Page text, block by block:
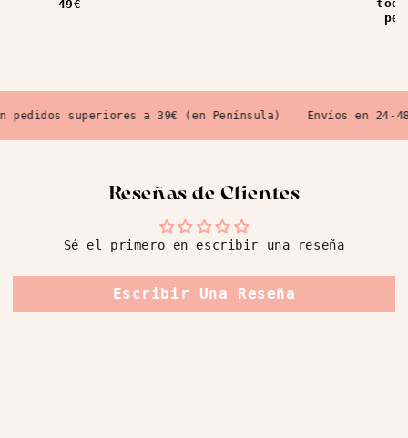
49€
pedidos superiores a 39€ (en Península) Envíos en 24-48
Reseñas de Clientes
Sé el primero en escribir una reseña
Escribir Una Reseña